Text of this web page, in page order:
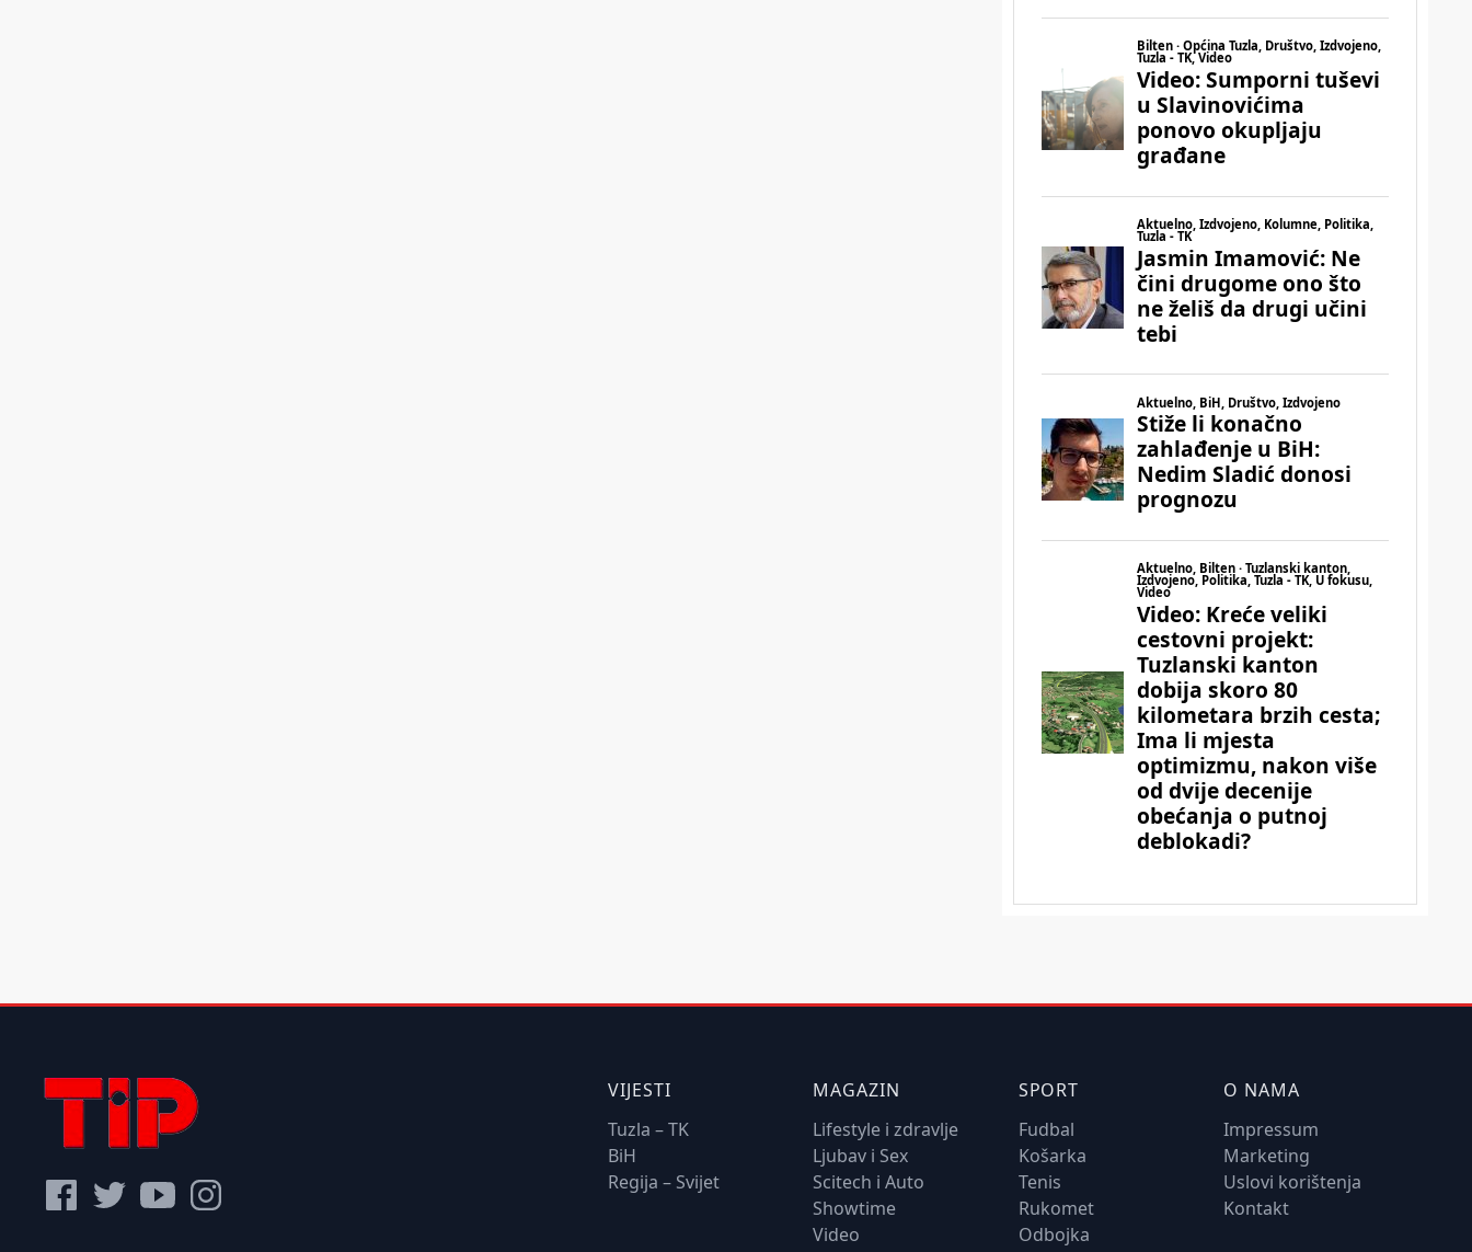
VIJESTI
Tuzla – TK
BiH
Regija – Svijet
MAGAZIN
Lifestyle i zdravlje
Ljubav i Sex
Scitech i Auto
Showtime
Video
SPORT
Fudbal
Košarka
Tenis
Rukomet
Odbojka
O NAMA
Impressum
Marketing
Uslovi korištenja
Kontakt